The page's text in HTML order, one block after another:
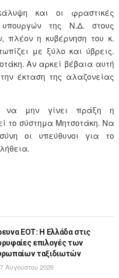
και οι φραστικές
υπουργών της Ν.Δ. στους
πλέον η κυβέρνηση του κ.
με ξύλο και ύβρεις.
Αν αρκεί βέβαια αυτή
έκταση της αλαζονείας
να μην γίνει πράξη η
το σύστημα Μητσοτάκη. Να
οι υπεύθυνοι για το
ΕΟΤ: Η Ελλάδα στις
επιλογές των
ταξιδιωτών
Αυγούστου 2026